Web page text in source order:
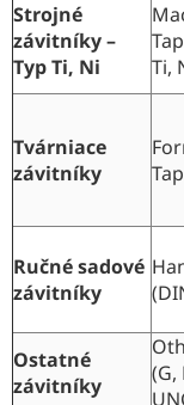
Strojné
závitníky –
Typ Ti, Ni
Ti,
Tvárniace
závitníky
Ručné sadové
závitníky
Ostatné
závitníky
(G,